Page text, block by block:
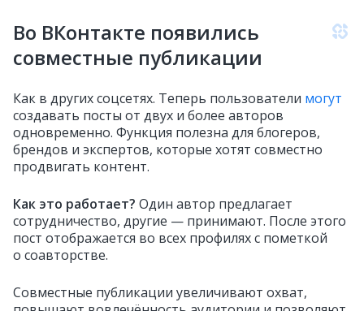
Во ВКонтакте появились
совместные публикации
Как в других соцсетях. Теперь пользователи могут
создавать посты от двух и более авторов
одновременно. Функция полезна для блогеров,
брендов и экспертов, которые хотят совместно
продвигать контент.
Как это работает? Один автор предлагает
сотрудничество, другие — принимают. После этого
пост отображается во всех профилях с пометкой
о соавторстве.
Совместные публикации увеличивают охват,